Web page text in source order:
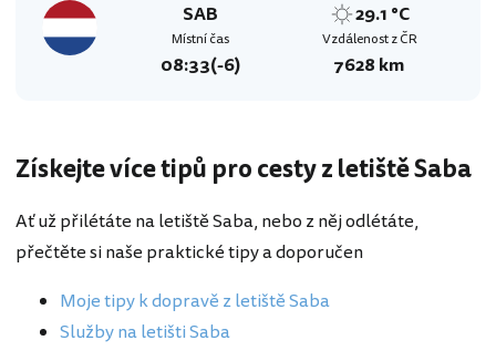
SAB 29.1 °C
Místní čas
08:33(-6)
Vzdálenost z ČR
7628 km
Získejte více tipů pro cesty z letiště Saba
Ať už přilétáte na letiště Saba, nebo z něj odlétáte,
přečtěte si naše praktické tipy a doporučen
Moje tipy k dopravě z letiště Saba
Služby na letišti Saba